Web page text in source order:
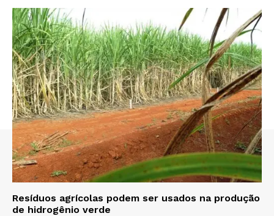
Resíduos agrícolas podem ser usados na produção
de hidrogênio verde